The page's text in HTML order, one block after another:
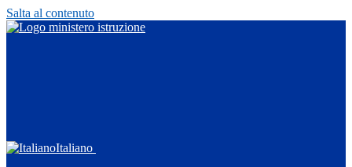
Salta al contenuto
Italiano